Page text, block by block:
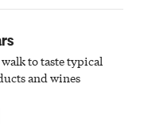
to taste typical
and wines